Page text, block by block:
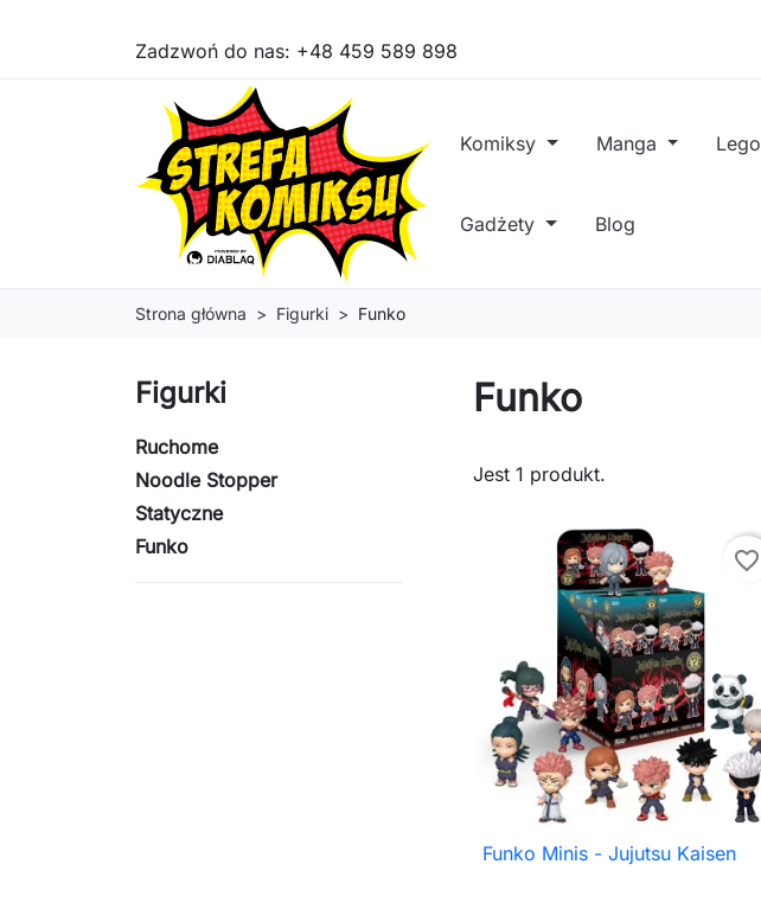
Zadzwoń do nas: +48 459 589 898
Komiksy Manga Lego
Gadżety Blog
Strona główna Figurki Funko
Figurki
Ruchome
Noodle Stopper
Statyczne
Funko
Funko
Jest 1 produkt.
favorite_border
 Szybki podgląd
Funko Minis - Jujutsu Kaisen